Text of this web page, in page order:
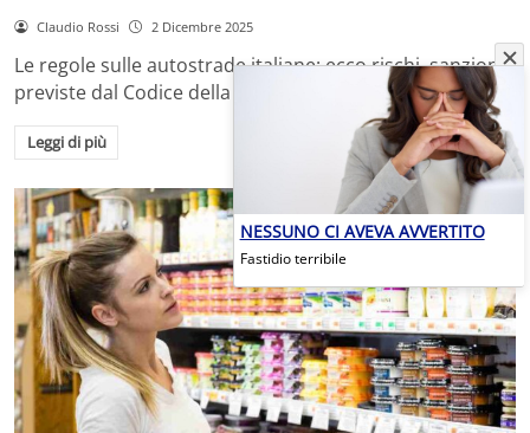
Claudio Rossi 2 Dicembre 2025
Le regole sulle autostrade italiane: ecco rischi, sanzioni
previste dal Codice della Strada e come…
Leggi di più
NESSUNO CI AVEVA AVVERTITO
Fastidio terribile